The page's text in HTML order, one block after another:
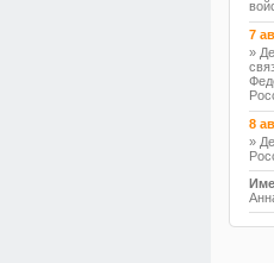
7
»
8
»